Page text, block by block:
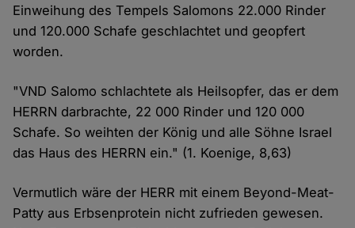
Einweihung des Tempels Salomons 22.000 Rinder
und 120.000 Schafe geschlachtet und geopfert
worden.
"VND Salomo schlachtete als Heilsopfer, das er dem
HERRN darbrachte, 22 000 Rinder und 120 000
Schafe. So weihten der König und alle Söhne Israel
das Haus des HERRN ein." (1. Koenige, 8,63)
Vermutlich wäre der HERR mit einem Beyond-Meat-
Patty aus Erbsenprotein nicht zufrieden gewesen.